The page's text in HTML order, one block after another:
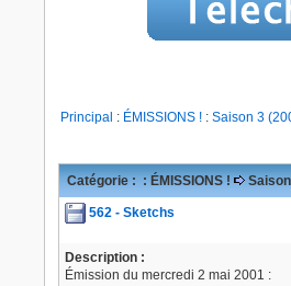
Principal : ÉMISSIONS ! : Saison 3
Catégorie : : ÉMISSIONS !
562 - Sketchs
Description :
Émission du mercredi 2 mai 2001 :